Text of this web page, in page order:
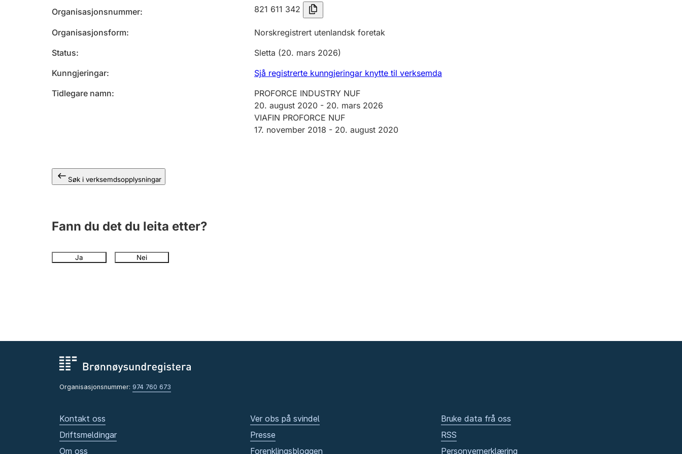
Organisasjonsnummer 821 611 342
Organisasjonsform
Norskregistrert utenlandsk foretak
Status
Sletta (20. mars 2026)
Kunngjeringar
Sjå registrerte kunngjeringar knytte til verksemda
Tidlegare namn
PROFORCE INDUSTRY NUF
20. august 2020 - 20. mars 2026
VIAFIN PROFORCE NUF
17. november 2018 - 20. august 2020
Søk i verksemdsopplysningar
Fann du det du leita etter?
Ja Nei
Organisasjonsnummer: 974 760 673
Kontakt oss
Driftsmeldingar
Om oss
Ver obs på svindel
Presse
Forenklingsbloggen
Bruke data frå oss
RSS
Personvernerklæring